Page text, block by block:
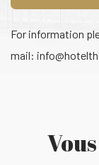
For information
mail: